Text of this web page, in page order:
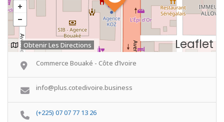
Leaflet
Obtenir Les Directions
Commerce Bouaké - Côte d’Ivoire
info@plus.cotedivoire.business
(+225) 07 07 77 13 26